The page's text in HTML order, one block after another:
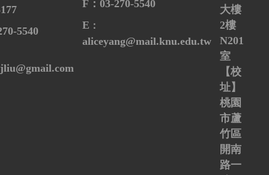
5540
F： 03-270-5540
E ：
aliceyang@mail.knu.edu.tw
大樓
2樓
N201
室
【校
址】
桃園
市蘆
竹區
開南
路一